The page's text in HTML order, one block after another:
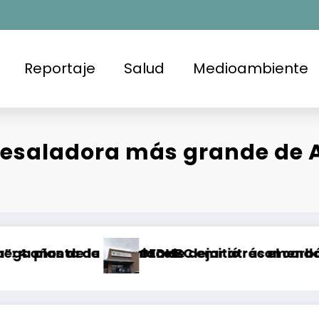
Reportaje Salud Medioambiente
más grande de
de dejar atrás el carbón en el Cesar,
CEDHBC emitió recomendación en contra de